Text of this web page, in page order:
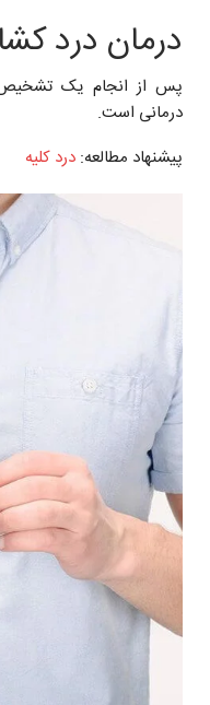
درمان درد
پس از انجام یک تشخیص
درمانی است.
پیشنهاد مطالعه: درد کلیه